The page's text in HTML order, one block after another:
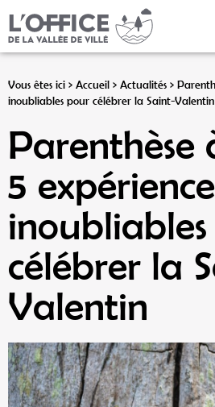
Vous êtes ici > Accueil > Actualités >
inoubliables pour célébrer la Saint-Valentin
Parenthèse
5
célébrer la
Valentin
Panneau de gestion des cookies